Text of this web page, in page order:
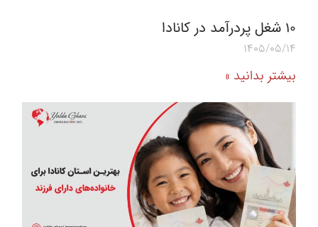
10 شغل پردرآمد در کانادا
1405/05/14
بیشتر بدانید »